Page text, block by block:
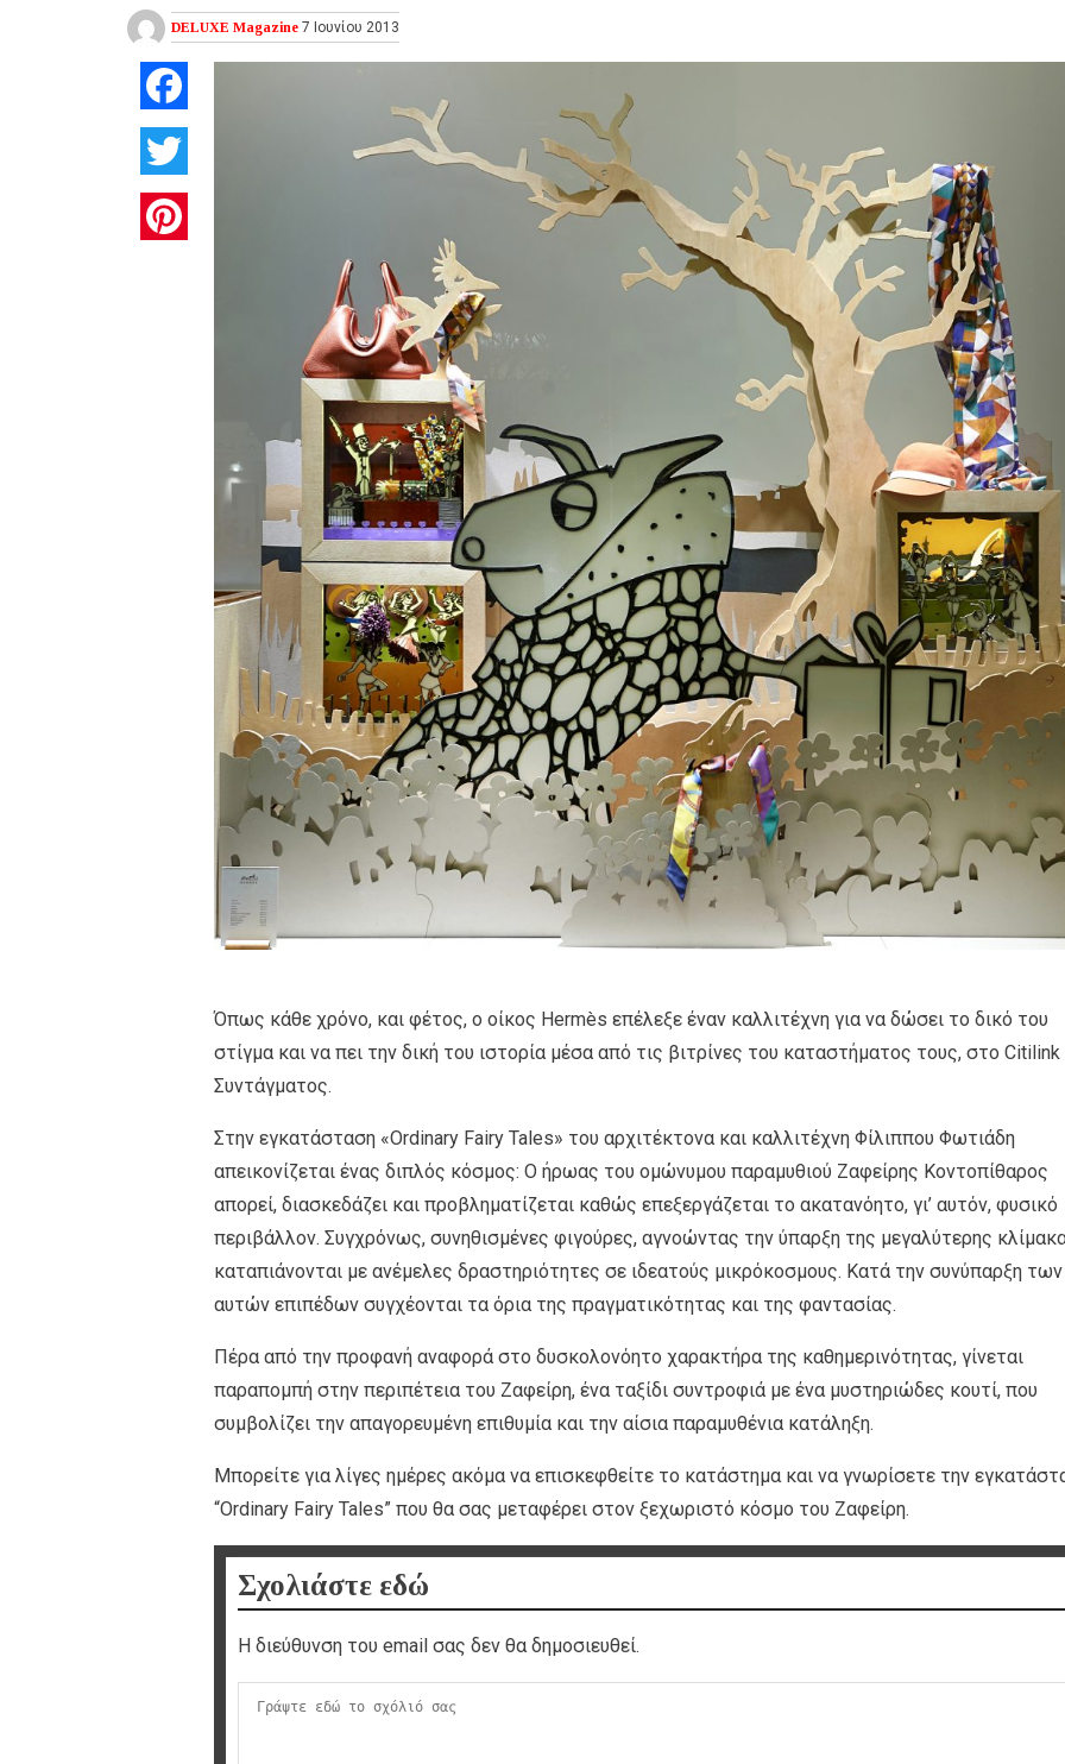
DELUXE Magazine 7 Ιουνίου 2013
Όπως κάθε χρόνο, και φέτος, ο οίκος Hermès επέλεξε έναν καλλιτέχνη για να δώσει το δικό του
στίγμα και να πει την δική του ιστορία μέσα από τις βιτρίνες του καταστήματος τους, στο Citilink
Συντάγματος.
Στην εγκατάσταση «Ordinary Fairy Tales» του αρχιτέκτονα και καλλιτέχνη Φίλιππου Φωτιάδη
απεικονίζεται ένας διπλός κόσμος: Ο ήρωας του ομώνυμου παραμυθιού Ζαφείρης Κοντοπίθαρος
απορεί, διασκεδάζει και προβληματίζεται καθώς επεξεργάζεται το ακατανόητο, γι’ αυτόν, φυσικό
περιβάλλον. Συγχρόνως, συνηθισμένες φιγούρες, αγνοώντας την ύπαρξη της μεγαλύτερης
καταπιάνονται με ανέμελες δραστηριότητες σε ιδεατούς μικρόκοσμους. Κατά την συνύπαρξη
αυτών επιπέδων συγχέονται τα όρια της πραγματικότητας και της φαντασίας.
Πέρα από την προφανή αναφορά στο δυσκολονόητο χαρακτήρα της καθημερινότητας, γίνεται
παραπομπή στην περιπέτεια του Ζαφείρη, ένα ταξίδι συντροφιά με ένα μυστηριώδες κουτί, που
συμβολίζει την απαγορευμένη επιθυμία και την αίσια παραμυθένια κατάληξη.
Μπορείτε για λίγες ημέρες ακόμα να επισκεφθείτε το κατάστημα και να γνωρίσετε την
“Ordinary Fairy Tales” που θα σας μεταφέρει στον ξεχωριστό κόσμο του Ζαφείρη.
Σχολιάστε εδώ
Η διεύθυνση του email σας δεν θα δημοσιευθεί.